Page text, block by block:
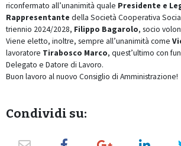
riconfermato all’unanimità quale Presidente e
Rappresentante della Società Cooperativa
triennio 2024/2028, Filippo Bagarolo, socio
Viene eletto, inoltre, sempre all’unanimità come
lavoratore Tirabosco Marco, quest’ultimo con
Delegato e Datore di Lavoro.
Buon lavoro al nuovo Consiglio di Amministrazione!
Condividi su: